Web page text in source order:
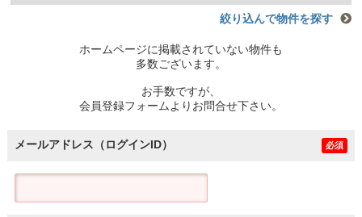
絞り込んで物件を探す
ホームページに掲載されていない物件も
多数ございます。
お手数ですが、
会員登録フォームよりお問合せ下さい。
メールアドレス（ログインID） 必須